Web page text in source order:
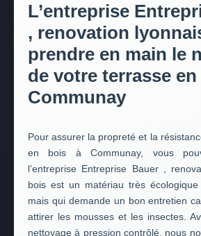
L’entreprise
, renovation
prendre en main le
de votre terrasse
Communay
Pour assurer la propreté et la
en bois à Communay, vous
l’entreprise Entreprise Bauer ,
bois est un matériau très
mais qui demande un bon entretien
attirer les mousses et les insectes.
nettoyage à pression contrôlé, nous